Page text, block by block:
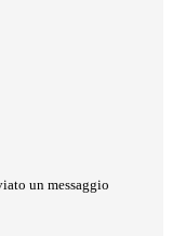
un messaggio